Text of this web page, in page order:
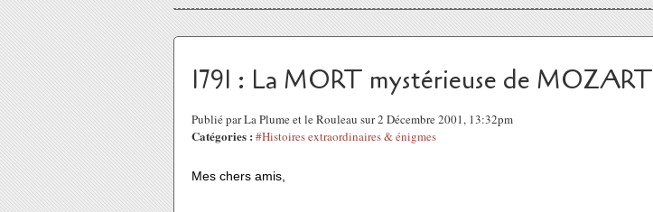
1791 : La MORT mystérieuse de MOZART
Publié par La Plume et le Rouleau sur 2 Décembre 2001, 13:32pm
Catégories : #Histoires extraordinaires & énigmes
Mes chers amis,